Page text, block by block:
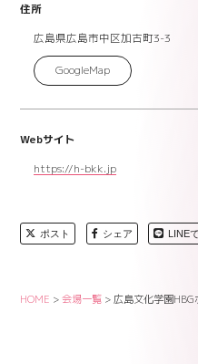
住所
広島県広島市中区加古町3-3
GoogleMap
Webサイト
https://h-bkk.jp
ポスト シェア LINE
HOME >会場一覧 >広島文化学園HBG